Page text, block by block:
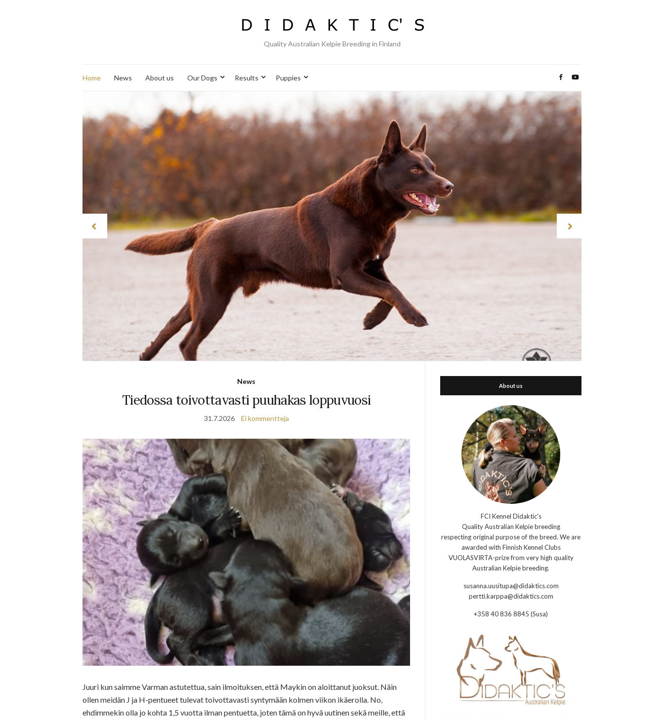
Quality Australian Kelpie Breeding in Finland
Home News About us Our Dogs Results Puppies
News
Tiedossa toivottavasti puuhakas loppuvuosi
31.7.2026 Ei kommentteja
Juuri kun saimme Varman astutettua, sain ilmoituksen, että Maykin on aloittanut juoksut. Näin
ollen meidän J ja H-pentueet tulevat toivottavasti syntymään kolmen viikon ikäerolla. No,
ehdimmekin olla jo kohta 1,5 vuotta ilman pentuetta, joten tämä on hyvä uutinen sekä meille, että
About us
FCI Kennel Didaktic's
Quality Australian Kelpie breeding
respecting original purpose of the breed. We are
awarded with Finnish Kennel Clubs
VUOLASVIRTA-prize from very high quality
Australian Kelpie breeding.
susanna.uusitupa@didaktics.com
pertti.karppa@didaktics.com
+358 40 836 8845 (Susa)